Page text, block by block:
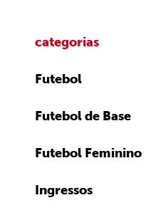
categorias
Futebol
Futebol de Base
Futebol Feminino
Ingressos